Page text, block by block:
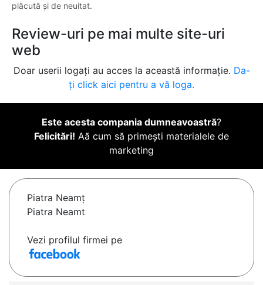
plăcută și de neuitat.
Review-uri pe mai multe site-uri
web
Doar userii logați au acces la această informație. Da-
ți click aici pentru a vă loga.
Este acesta compania dumneavoastră?
Felicitări! Aă cum să primești materialele de
marketing
Piatra Neamţ
Piatra Neamt
Vezi profilul firmei pe